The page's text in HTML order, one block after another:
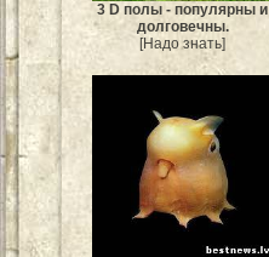
3 D полы - популярны и
долговечны.
[Надо знать]